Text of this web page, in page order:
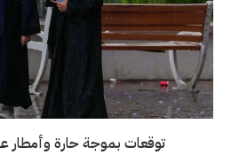
توقعات بموجة حارة وأمطار